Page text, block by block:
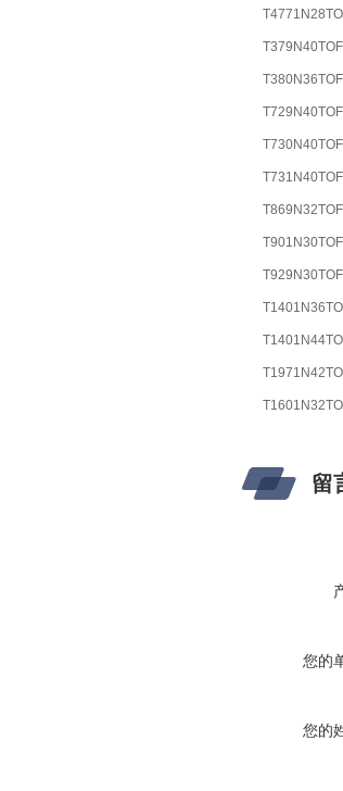
T379N40TOF
T380N36TOF
T729N40TOF
T730N40TOF
T731N40TOF
T869N32TOF
T901N30TOF
T929N30TOF
留
您的
您的